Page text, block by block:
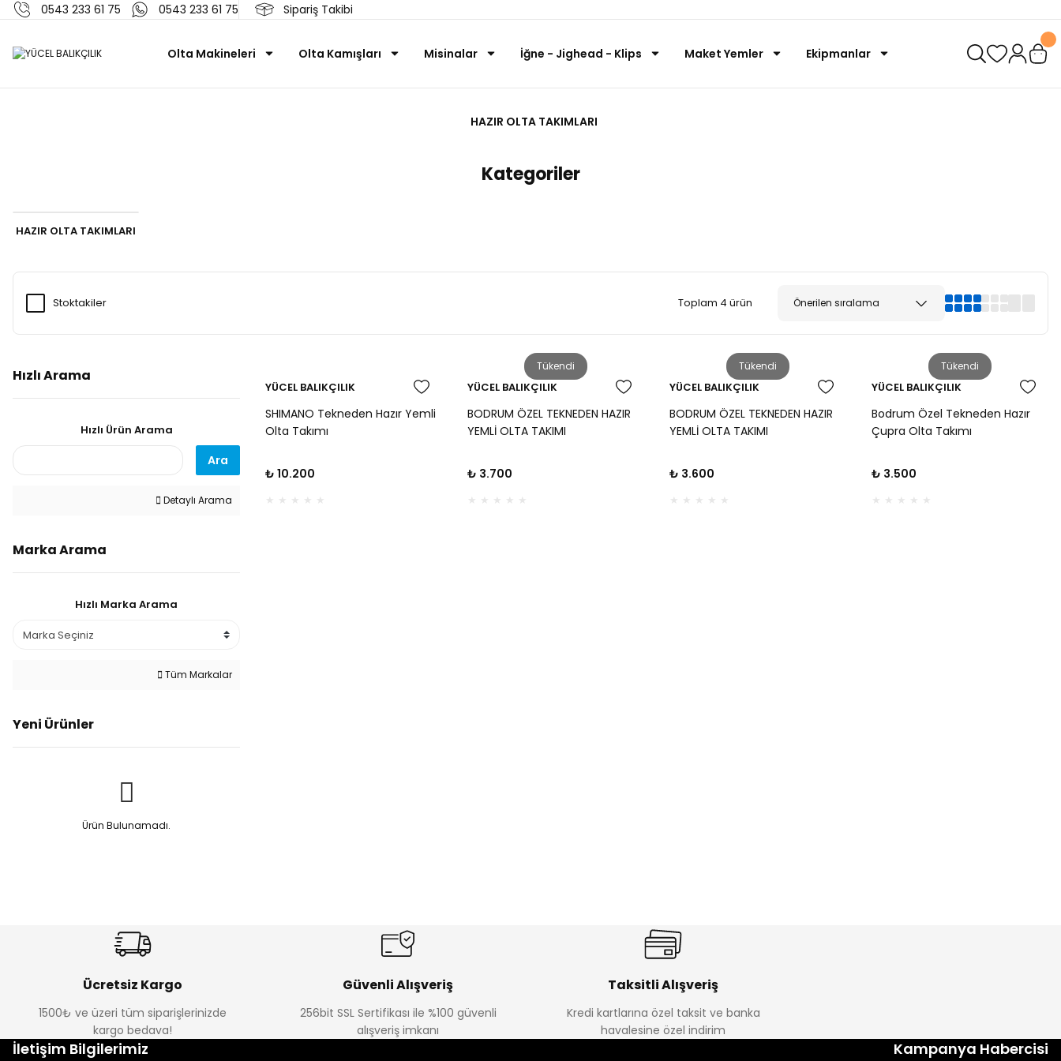
0543 233 61 75 0543 233 61 75 Sipariş Takibi
Olta Makineleri Olta Kamışları Misinalar İğne - Jighead - Klips Maket Yemler Ekipmanlar
HAZIR OLTA TAKIMLARI
Kategoriler
HAZIR OLTA TAKIMLARI
Stoktakiler Toplam 4 ürün
Hızlı Arama
Hızlı Ürün Arama
Ara
Detaylı Arama
Marka Arama
Hızlı Marka Arama
Tüm Markalar
Yeni Ürünler
Ürün Bulunamadı.
YÜCEL BALIKÇILIK
SHIMANO Tekneden Hazır Yemli
Olta Takımı
₺ 10.200
Tükendi
YÜCEL BALIKÇILIK
BODRUM ÖZEL TEKNEDEN HAZIR
YEMLİ OLTA TAKIMI
₺ 3.700
Tükendi
YÜCEL BALIKÇILIK
BODRUM ÖZEL TEKNEDEN HAZIR
YEMLİ OLTA TAKIMI
₺ 3.600
Tükendi
YÜCEL BALIKÇILIK
Bodrum Özel Tekneden Hazır
Çupra Olta Takımı
₺ 3.500
Ücretsiz Kargo
1500₺ ve üzeri tüm siparişlerinizde
kargo bedava!
Güvenli Alışveriş
256bit SSL Sertifikası ile %100 güvenli
alışveriş imkanı
Taksitli Alışveriş
Kredi kartlarına özel taksit ve banka
havalesine özel indirim
İletişim Bilgilerimiz Kampanya Habercisi